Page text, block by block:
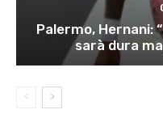
Palermo, Hernani:
sarà dura